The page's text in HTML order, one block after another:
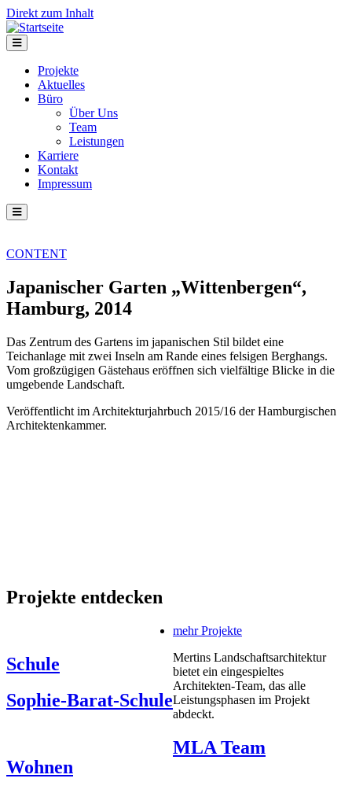
Direkt zum Inhalt
Projekte
Aktuelles
Büro
Über Uns
Team
Leistungen
Karriere
Kontakt
Impressum
CONTENT
Japanischer Garten „Wittenbergen“,
Hamburg, 2014
Das Zentrum des Gartens im japanischen Stil bildet eine
Teichanlage mit zwei Inseln am Rande eines felsigen Berghangs.
Vom großzügigen Gästehaus eröffnen sich vielfältige Blicke in die
umgebende Landschaft.
Veröffentlicht im Architekturjahrbuch 2015/16 der Hamburgischen
Architektenkammer.
Projekte entdecken
Schule
Sophie-Barat-Schule
Wohnen
mehr Projekte
Mertins Landschaftsarchitektur
bietet ein eingespieltes
Architekten-Team, das alle
Leistungsphasen im Projekt
abdeckt.
MLA Team